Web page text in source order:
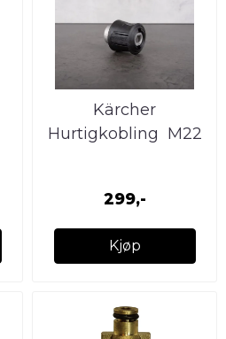
Kärcher
Hurtigkobling  M22
299,-
Kjøp